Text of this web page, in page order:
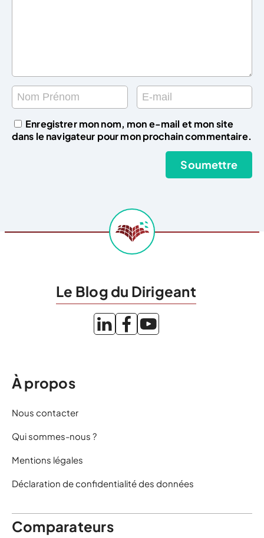
Enregistrer mon nom, mon e-mail et mon site
dans le navigateur pour mon prochain commentaire.
Le Blog du Dirigeant
À propos
Nous contacter
Qui sommes-nous ?
Mentions légales
Déclaration de confidentialité des données
Comparateurs